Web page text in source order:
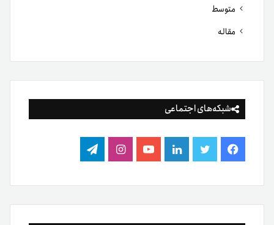
متوسط
مقاله
شبکه‌های اجتماعی
فیس
بوک
توییتر لینکدینیوتیوباینستاگرام
تلگرام